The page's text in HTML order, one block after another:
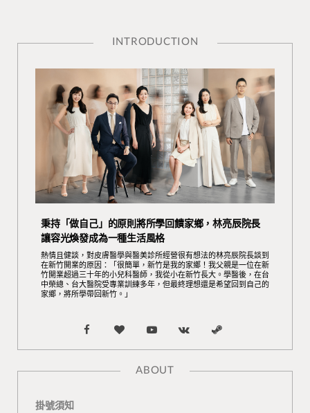
INTRODUCTION
秉持「做自己」的原則將所學回饋家鄉，林亮辰院長
讓容光煥發成為一種生活風格
熱情且健談，對皮膚醫學與醫美診所經營很有想法的林亮辰院長談到
在新竹開業的原因：「很簡單，新竹是我的家鄉！我父親是一位在新
竹開業超過三十年的小兒科醫師，我從小在新竹長大。學醫後，在台
中榮總、台大醫院受專業訓練多年，但最終理想還是希望回到自己的
家鄉，將所學帶回新竹。」
F
a
B
l
Y
o
V
K
S
t
ABOUT
掛號須知